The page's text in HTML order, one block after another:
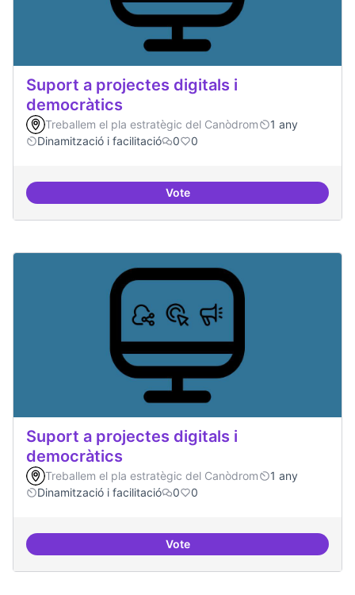
Suport a projectes digitals i
democràtics
Treballem el pla estratègic del Canòdrom
1 any
Dinamització i facilitació
0 0
VoteSuport a projectes digitals i
Suport a projectes digitals i
democràtics
Treballem el pla estratègic del Canòdrom
1 any
Dinamització i facilitació
0 0
VoteSuport a projectes digitals i